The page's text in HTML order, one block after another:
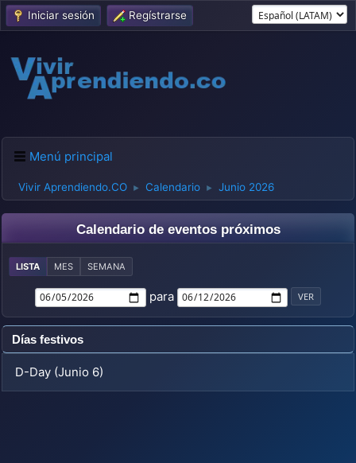
Iniciar sesión Regístrarse
Menú principal
Vivir Aprendiendo.CO ► Calendario ► Junio 2026
Calendario de eventos próximos
LISTA MES SEMANA
para
Días festivos
D-Day (Junio 6)